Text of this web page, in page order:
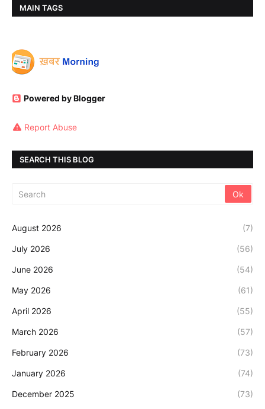
MAIN TAGS
Powered by Blogger
Report Abuse
SEARCH THIS BLOG
August 2026 (7)
July 2026 (56)
June 2026 (54)
May 2026 (61)
April 2026 (55)
March 2026 (57)
February 2026 (73)
January 2026 (74)
December 2025 (73)